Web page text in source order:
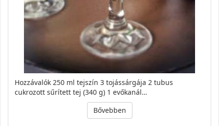
Hozzávalók 250 ml tejszín 3 tojássárgája 2 tubus
cukrozott sűrített tej (340 g) 1 evőkanál…
Bővebben